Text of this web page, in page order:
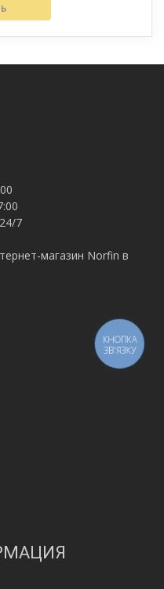
7
магазин Norfin в
КНОПКА
ЗВ'ЯЗКУ